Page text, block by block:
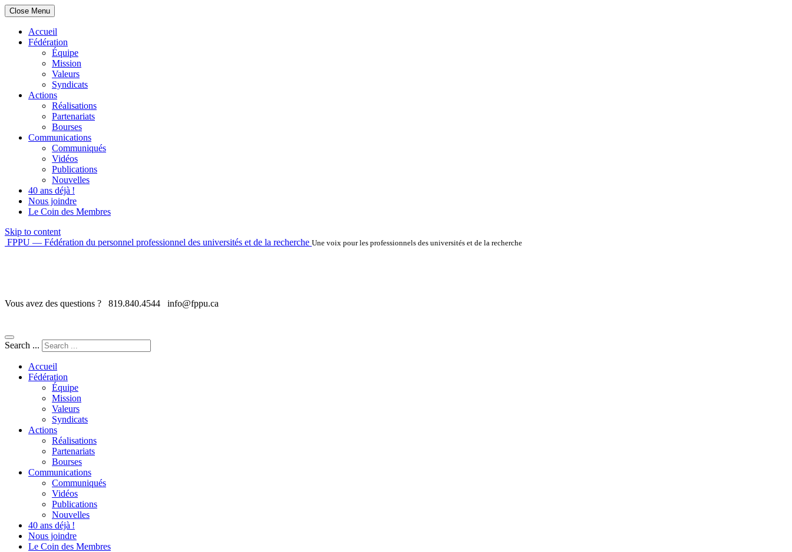
Close Menu
Accueil
Fédération
Équipe
Mission
Valeurs
Syndicats
Actions
Réalisations
Partenariats
Bourses
Communications
Communiqués
Vidéos
Publications
Nouvelles
40 ans déjà !
Nous joindre
Le Coin des Membres
Skip to content
FPPU — Fédération du personnel professionnel des universités et de la recherche Une voix pour les professionnels des universités et de la recherche
Vous avez des questions ? 819.840.4544 info@fppu.ca
Search ...
Accueil
Fédération
Équipe
Mission
Valeurs
Syndicats
Actions
Réalisations
Partenariats
Bourses
Communications
Communiqués
Vidéos
Publications
Nouvelles
40 ans déjà !
Nous joindre
Le Coin des Membres